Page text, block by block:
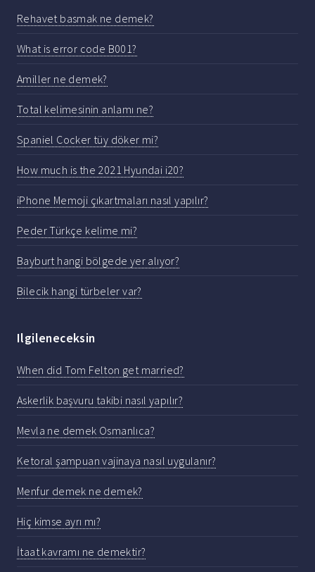
Rehavet basmak ne demek?
What is error code B001?
Amiller ne demek?
Total kelimesinin anlamı ne?
Spaniel Cocker tüy döker mi?
How much is the 2021 Hyundai i20?
iPhone Memoji çıkartmaları nasıl yapılır?
Peder Türkçe kelime mi?
Bayburt hangi bölgede yer alıyor?
Bilecik hangi türbeler var?
Ilgileneceksin
When did Tom Felton get married?
Askerlik başvuru takibi nasıl yapılır?
Mevla ne demek Osmanlıca?
Ketoral şampuan vajinaya nasıl uygulanır?
Menfur demek ne demek?
Hiç kimse ayrı mı?
İtaat kavramı ne demektir?